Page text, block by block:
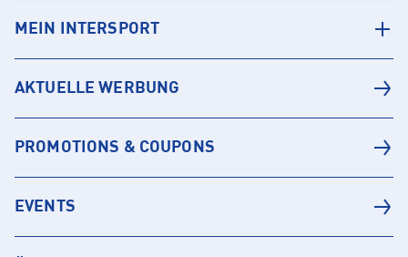
MEIN INTERSPORT
AKTUELLE WERBUNG
PROMOTIONS & COUPONS
EVENTS